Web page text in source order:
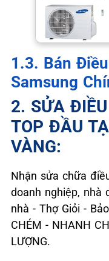
1.3. Bán
Samsung
2. SỬA
TOP ĐẦU
VÀNG:
Nhận sửa chữa
doanh nghiệp, nhà
nhà - Thợ Giỏi -
CHÉM - NHANH
LƯỢNG.